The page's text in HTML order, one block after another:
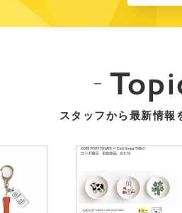
スタッフから最新情報